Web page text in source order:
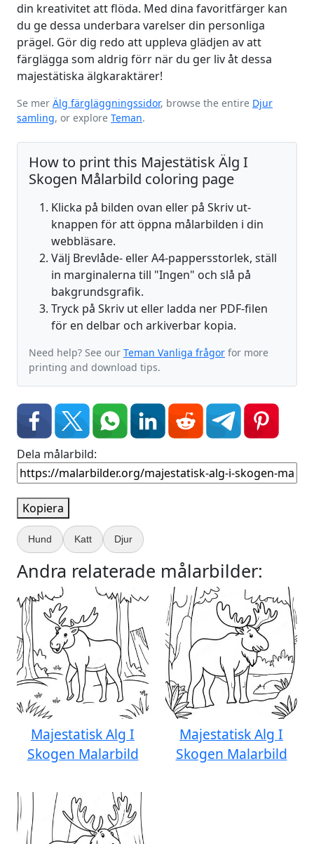
din kreativitet att flöda. Med dina favoritfärger kan
du ge dessa underbara varelser din personliga
prägel. Gör dig redo att uppleva glädjen av att
färglägga som aldrig förr när du ger liv åt dessa
majestätiska älgkaraktärer!
Se mer Älg färgläggningssidor, browse the entire Djur
samling, or explore Teman.
How to print this Majestätisk Älg I
Skogen Målarbild coloring page
Klicka på bilden ovan eller på Skriv ut-
knappen för att öppna målarbilden i din
webbläsare.
Välj Brevlåde- eller A4-pappersstorlek, ställ
in marginalerna till "Ingen" och slå på
bakgrundsgrafik.
Tryck på Skriv ut eller ladda ner PDF-filen
för en delbar och arkiverbar kopia.
Need help? See our Teman Vanliga frågor for more
printing and download tips.
Dela målarbild:
Kopiera
Hund Katt Djur
Andra relaterade målarbilder:
Majestatisk Alg I
Skogen Malarbild
Majestatisk Alg I
Skogen Malarbild